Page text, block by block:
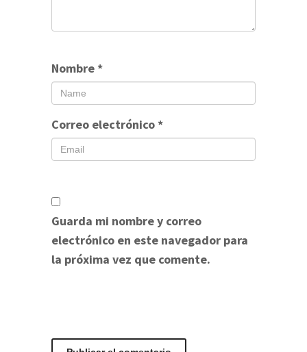
Nombre*
Correo electrónico*
Guarda mi nombre y correo
electrónico en este navegador para
la próxima vez que comente.